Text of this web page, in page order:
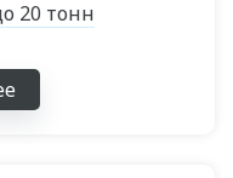
20 тонн